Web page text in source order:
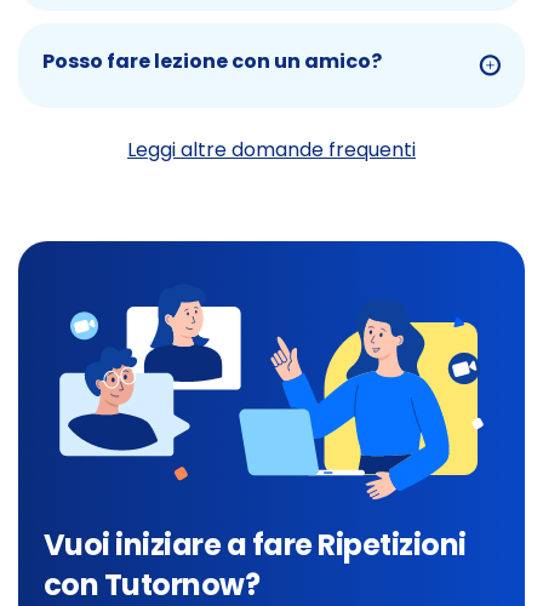
Posso fare lezione con un amico?
Leggi altre domande frequenti
Vuoi iniziare a fare Ripetizioni
con Tutornow?